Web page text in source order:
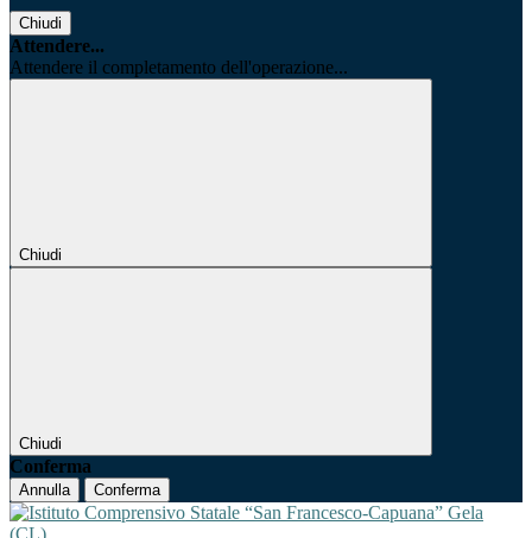
Chiudi
Attendere...
Attendere il completamento dell'operazione...
Chiudi
Chiudi
Conferma
Annulla Conferma